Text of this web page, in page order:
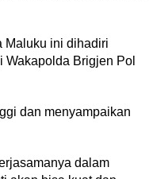
Maluku ini dihadiri
Wakapolda Brigjen Pol
dan menyampaikan
dalam